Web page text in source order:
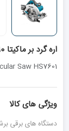
اره گرد بر ماکیتا 190 میلی متر مدل HS7601
Saw HS7601
ویژگی های کالا
دستگاه های برقی